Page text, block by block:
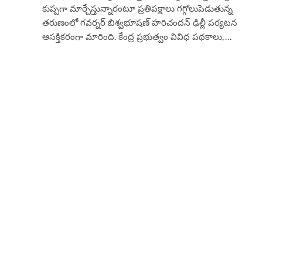
కుప్పగా మార్చేస్తున్నారంటూ ప్రతిపక్షాలు గగ్గోలుపెడుతున్న
తరుణంలో గవర్నర్ బిశ్వభూషణ్ హరిచందన్ ఢిల్లీ పర్యటన
ఆసక్తికరంగా మారింది. కేంద్ర ప్రభుత్వం వివిధ పథకాలు,…